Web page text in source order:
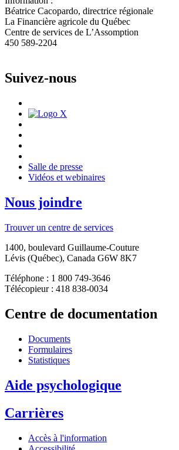
Béatrice Cacopardo, directrice régionale
La Financière agricole du Québec
Centre de services de L’Assomption
450 589-2204
Suivez-nous
Salle de presse
Vidéos et webinaires
Nous joindre
Trouver un centre de services
1400, boulevard Guillaume-Couture
Lévis (Québec), Canada G6W 8K7
Téléphone : 1 800 749-3646
Télécopieur : 418 838-0034
Centre de documentation
Documents
Formulaires
Statistiques
Aide psychologique
Carrières
Accès à l'information